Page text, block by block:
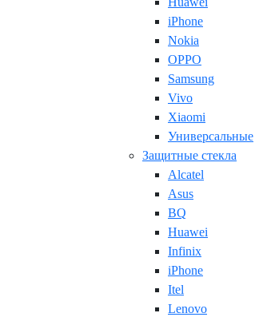
iPhone
Nokia
OPPO
Samsung
Vivo
Xiaomi
Универсальные
Защитные стекла
Alcatel
Asus
BQ
Huawei
Infinix
iPhone
Itel
Lenovo